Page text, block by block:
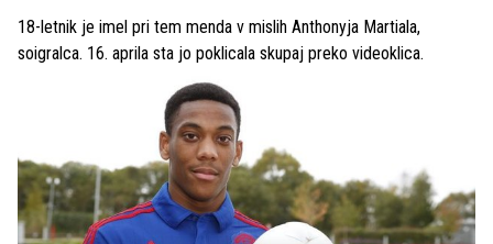
18-letnik je imel pri tem menda v mislih Anthonyja Martiala,
soigralca. 16. aprila sta jo poklicala skupaj preko videoklica.